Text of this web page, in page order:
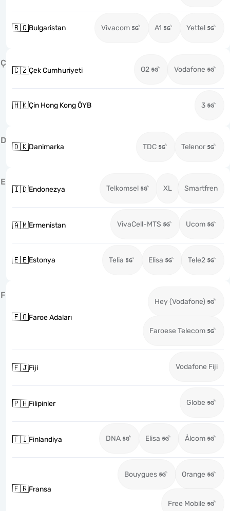
🇧🇬Bulgaristan Vivacom A1 Yettel
Ç
🇨🇿Çek Cumhuriyeti O2 Vodafone
🇭🇰Çin Hong Kong ÖYB 3
D
🇩🇰Danimarka TDC Telenor
E
🇮🇩Endonezya Telkomsel XL Smartfren
🇦🇲Ermenistan VivaCell-MTS Ucom
🇪🇪Estonya Telia Elisa Tele2
F
🇫🇴Faroe Adaları
Hey (Vodafone)
Faroese Telecom
🇫🇯Fiji Vodafone Fiji
🇵🇭Filipinler Globe
🇫🇮Finlandiya DNA Elisa Ålcom
🇫🇷Fransa
Bouygues Orange
Free Mobile